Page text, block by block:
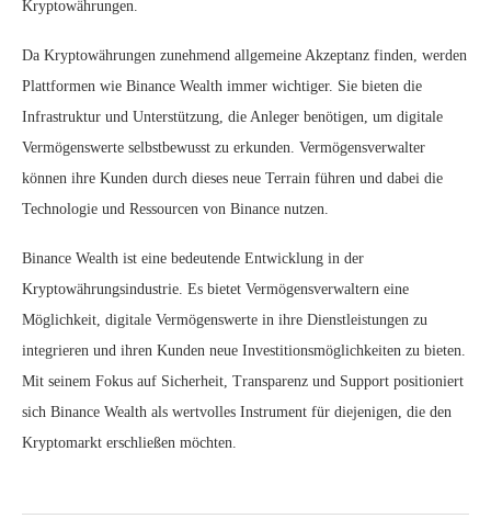
Kryptowährungen.
Da Kryptowährungen zunehmend allgemeine Akzeptanz finden, werden
Plattformen wie Binance Wealth immer wichtiger. Sie bieten die
Infrastruktur und Unterstützung, die Anleger benötigen, um digitale
Vermögenswerte selbstbewusst zu erkunden. Vermögensverwalter
können ihre Kunden durch dieses neue Terrain führen und dabei die
Technologie und Ressourcen von Binance nutzen.
Binance Wealth ist eine bedeutende Entwicklung in der
Kryptowährungsindustrie. Es bietet Vermögensverwaltern eine
Möglichkeit, digitale Vermögenswerte in ihre Dienstleistungen zu
integrieren und ihren Kunden neue Investitionsmöglichkeiten zu bieten.
Mit seinem Fokus auf Sicherheit, Transparenz und Support positioniert
sich Binance Wealth als wertvolles Instrument für diejenigen, die den
Kryptomarkt erschließen möchten.